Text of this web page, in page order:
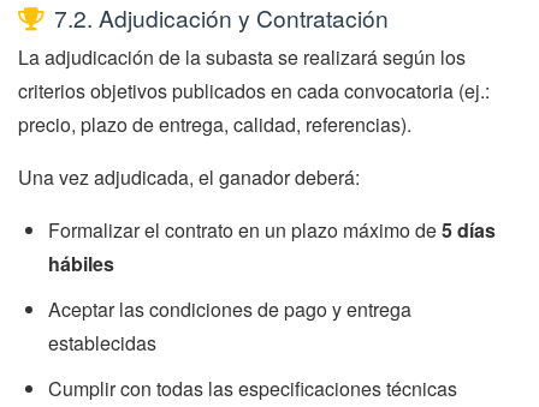
7.2. Adjudicación y Contratación
La adjudicación de la subasta se realizará según los
criterios objetivos publicados en cada convocatoria (ej.:
precio, plazo de entrega, calidad, referencias).
Una vez adjudicada, el ganador deberá:
Formalizar el contrato en un plazo máximo de5 días
hábiles
Aceptar las condiciones de pago y entrega
establecidas
Cumplir con todas las especificaciones técnicas